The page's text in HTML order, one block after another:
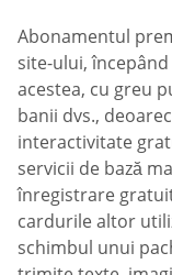
Abonamentul
site-ului,
acestea, cu greu
banii dvs.,
interactivitate
servicii de bază
înregistrare
cardurile altor
schimbul unui